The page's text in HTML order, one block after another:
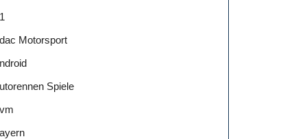
Motorsport
Spiele